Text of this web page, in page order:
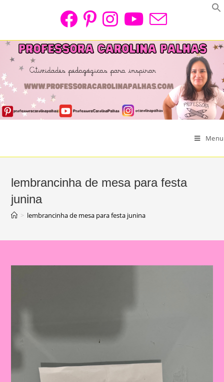
Menu
lembrancinha de mesa para festa
junina
> lembrancinha de mesa para festa junina